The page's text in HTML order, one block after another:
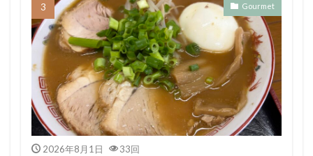
Gourmet
2026年8月1日 33回